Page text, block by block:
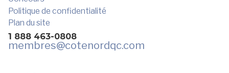
Politique de confidentialité
Plan du site
1 888 463-0808
membres@cotenordqc.com